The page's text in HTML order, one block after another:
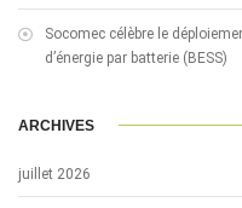
Socomec célèbre le
d’énergie par batterie (BESS)
ARCHIVES
juillet 2026